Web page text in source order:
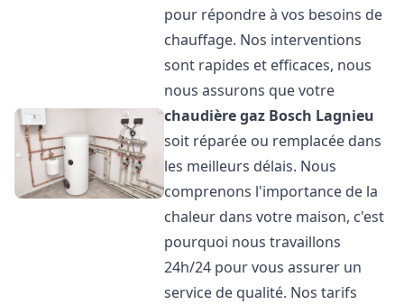
pour répondre à vos besoins de
chauffage. Nos interventions
sont rapides et efficaces, nous
nous assurons que votre
chaudière gaz Bosch Lagnieu
soit réparée ou remplacée dans
les meilleurs délais. Nous
comprenons l'importance de la
chaleur dans votre maison, c'est
pourquoi nous travaillons
24h/24 pour vous assurer un
service de qualité. Nos tarifs